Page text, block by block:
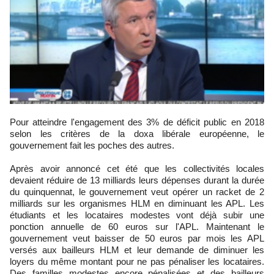
Pour atteindre l'engagement des 3% de déficit public en 2018
selon les critères de la doxa libérale européenne, le
gouvernement fait les poches des autres.
Après avoir annoncé cet été que les collectivités locales
devaient réduire de 13 milliards leurs dépenses durant la durée
du quinquennat, le gouvernement veut opérer un racket de 2
milliards sur les organismes HLM en diminuant les APL. Les
étudiants et les locataires modestes vont déjà subir une
ponction annuelle de 60 euros sur l'APL. Maintenant le
gouvernement veut baisser de 50 euros par mois les APL
versés aux bailleurs HLM et leur demande de diminuer les
loyers du même montant pour ne pas pénaliser les locataires.